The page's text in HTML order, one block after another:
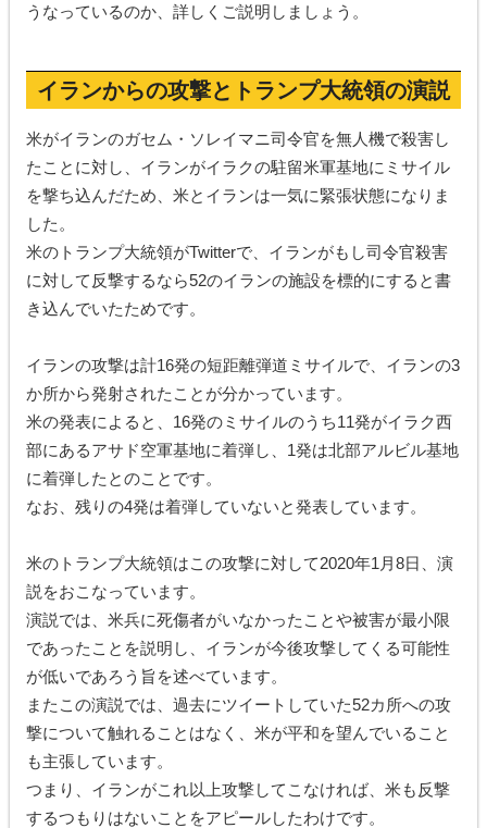
うなっているのか、詳しくご説明しましょう。
イランからの攻撃とトランプ大統領の演説
米がイランのガセム・ソレイマニ司令官を無人機で殺害し
たことに対し、イランがイラクの駐留米軍基地にミサイル
を撃ち込んだため、米とイランは一気に緊張状態になりま
した。
米のトランプ大統領がTwitterで、イランがもし司令官殺害
に対して反撃するなら52のイランの施設を標的にすると書
き込んでいたためです。
イランの攻撃は計16発の短距離弾道ミサイルで、イランの3
か所から発射されたことが分かっています。
米の発表によると、16発のミサイルのうち11発がイラク西
部にあるアサド空軍基地に着弾し、1発は北部アルビル基地
に着弾したとのことです。
なお、残りの4発は着弾していないと発表しています。
米のトランプ大統領はこの攻撃に対して2020年1月8日、演
説をおこなっています。
演説では、米兵に死傷者がいなかったことや被害が最小限
であったことを説明し、イランが今後攻撃してくる可能性
が低いであろう旨を述べています。
またこの演説では、過去にツイートしていた52カ所への攻
撃について触れることはなく、米が平和を望んでいること
も主張しています。
つまり、イランがこれ以上攻撃してこなければ、米も反撃
するつもりはないことをアピールしたわけです。